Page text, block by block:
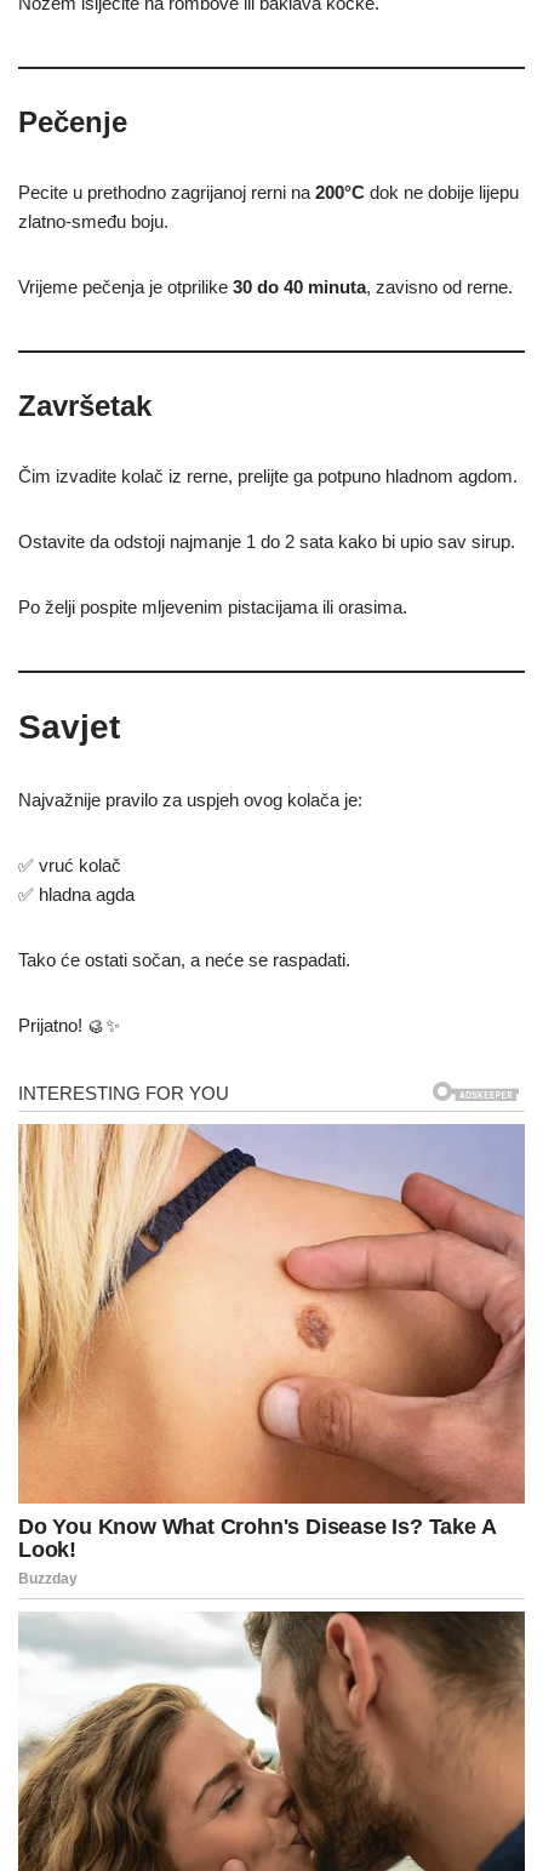
Pečenje
Pecite u prethodno zagrijanoj rerni na 200°C dok ne dobije lijepu
zlatno-smeđu boju.
Vrijeme pečenja je otprilike 30 do 40 minuta, zavisno od rerne.
Završetak
Čim izvadite kolač iz rerne, prelijte ga potpuno hladnom agdom.
Ostavite da odstoji najmanje 1 do 2 sata kako bi upio sav sirup.
Po želji pospite mljevenim pistacijama ili orasima.
Savjet
Najvažnije pravilo za uspjeh ovog kolača je:
✅ vruć kolač
✅ hladna agda
Tako će ostati sočan, a neće se raspadati.
Prijatno! 🥮✨